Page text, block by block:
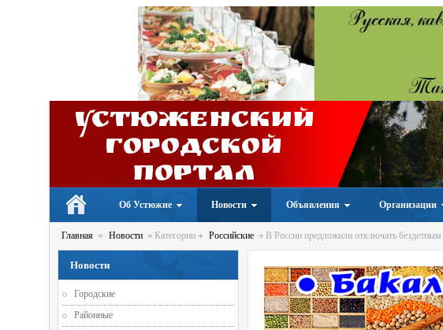
Устюженский
Городской
портал
Об Устюжне Новости Объявления Организации
Главная Новости Категории Российские В России предложили отключать бездетным
Новости
Городские
Районные